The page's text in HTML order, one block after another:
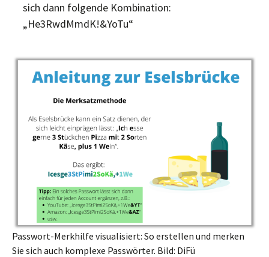
sich dann folgende Kombination:
„He3RwdMmdK!&YoTu“
Passwort-Merkhilfe visualisiert: So erstellen und merken
Sie sich auch komplexe Passwörter. Bild: DiFü